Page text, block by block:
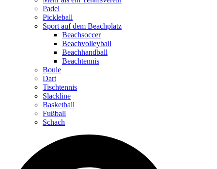
Padel
Pickleball
Sport auf dem Beachplatz
Beachsoccer
Beachvolleyball
Beachhandball
Beachtennis
Boule
Dart
Tischtennis
Slackline
Basketball
Fußball
Schach